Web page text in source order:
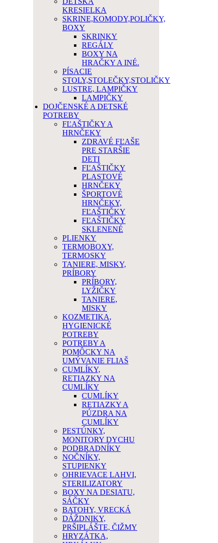
KRESIELKA
SKRINE,KOMODY,POLIČKY,
BOXY
SKRINKY
REGÁLY
BOXY NA
HRAČKY A INÉ.
PÍSACIE
STOLY,STOLEČKY,STOLIČKY
LUSTRE, LAMPIČKY
LAMPIČKY
DOJČENSKÉ A DETSKÉ
POTREBY
FĽAŠTIČKY A
HRNČEKY
ZDRAVÉ FĽAŠE
PRE STARŠIE
DETI
FĽAŠTIČKY
PLASTOVÉ
HRNČEKY
ŠPORTOVÉ
HRNČEKY,
FĽAŠTIČKY
FĽAŠTIČKY
SKLENENÉ
PLIENKY
TERMOBOXY,
TERMOSKY
TANIERE, MISKY,
PRÍBORY
PRÍBORY,
LYŽIČKY
TANIERE,
MISKY
KOZMETIKA,
HYGIENICKÉ
POTREBY
POTREBY A
POMÔCKY NA
UMÝVANIE FLIAŠ
CUMLÍKY,
RETIAZKY NA
CUMLÍKY
CUMLÍKY
RETIAZKY A
PÚZDRA NA
CUMLÍKY
PESTÚNKY,
MONITORY DYCHU
PODBRADNÍKY
NOČNÍKY,
STUPIENKY
OHRIEVACE LAHVI,
STERILIZATORY
BOXY NA DESIATU,
SÁČKY
BATOHY, VRECKÁ
DÁŽDNIKY,
PRŠIPLÁŠTE, ČIŽMY
HRYZÁTKA,